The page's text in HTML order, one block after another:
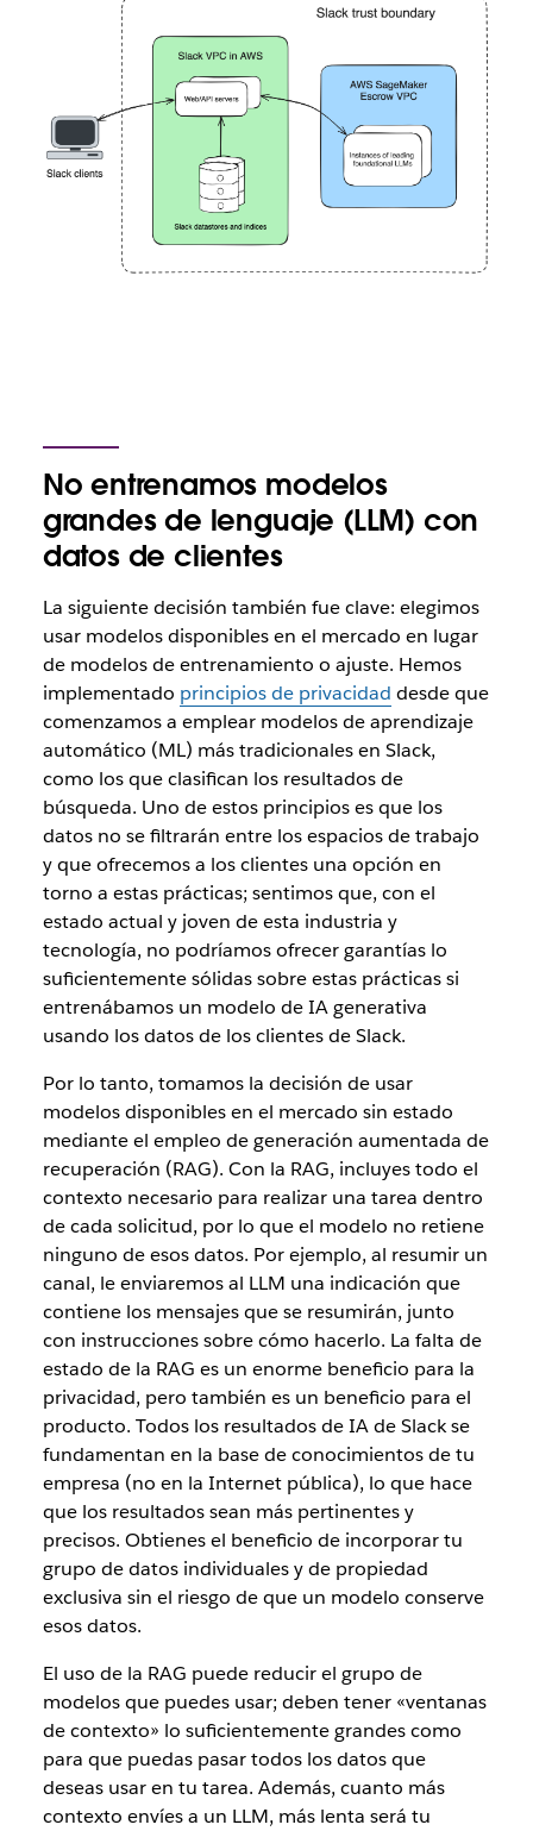
No entrenamos modelos
grandes de lenguaje (LLM) con
datos de clientes
La siguiente decisión también fue clave: elegimos
usar modelos disponibles en el mercado en lugar
de modelos de entrenamiento o ajuste. Hemos
implementado principios de privacidad desde que
comenzamos a emplear modelos de aprendizaje
automático (ML) más tradicionales en Slack,
como los que clasifican los resultados de
búsqueda. Uno de estos principios es que los
datos no se filtrarán entre los espacios de trabajo
y que ofrecemos a los clientes una opción en
torno a estas prácticas; sentimos que, con el
estado actual y joven de esta industria y
tecnología, no podríamos ofrecer garantías lo
suficientemente sólidas sobre estas prácticas si
entrenábamos un modelo de IA generativa
usando los datos de los clientes de Slack.
Por lo tanto, tomamos la decisión de usar
modelos disponibles en el mercado sin estado
mediante el empleo de generación aumentada de
recuperación (RAG). Con la RAG, incluyes todo el
contexto necesario para realizar una tarea dentro
de cada solicitud, por lo que el modelo no retiene
ninguno de esos datos. Por ejemplo, al resumir un
canal, le enviaremos al LLM una indicación que
contiene los mensajes que se resumirán, junto
con instrucciones sobre cómo hacerlo. La falta de
estado de la RAG es un enorme beneficio para la
privacidad, pero también es un beneficio para el
producto. Todos los resultados de IA de Slack se
fundamentan en la base de conocimientos de tu
empresa (no en la Internet pública), lo que hace
que los resultados sean más pertinentes y
precisos. Obtienes el beneficio de incorporar tu
grupo de datos individuales y de propiedad
exclusiva sin el riesgo de que un modelo conserve
esos datos.
El uso de la RAG puede reducir el grupo de
modelos que puedes usar; deben tener «ventanas
de contexto» lo suficientemente grandes como
para que puedas pasar todos los datos que
deseas usar en tu tarea. Además, cuanto más
contexto envíes a un LLM, más lenta será tu